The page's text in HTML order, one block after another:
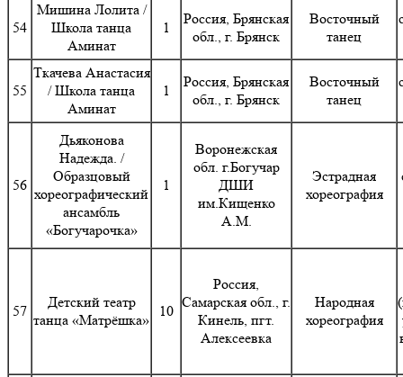
54
Мишина Лолита /
Школа танца
Аминат
1
Россия, Брянская
обл., г. Брянск
Восточный
танец
55
Ткачева Анастасия
/ Школа танца
Аминат
1
Россия, Брянская
обл., г. Брянск
Восточный
танец
56
Дьяконова
Надежда. /
Образцовый
хореографический
ансамбль
«Богучарочка»
1
Воронежская
обл. г.Богучар
ДШИ
им.Кищенко
А.М.
Эстрадная
хореография
57
Детский театр
танца «Матрёшка»
10
Россия,
Самарская обл., г.
Кинель, пгт.
Алексеевка
Народная
хореография